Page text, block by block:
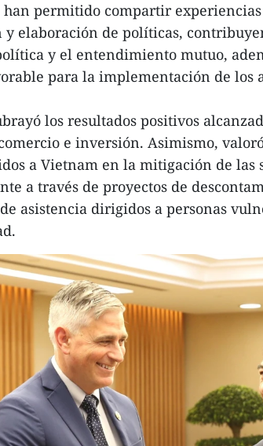
han permitido compartir
y elaboración de políticas,
y el entendimiento mutuo,
para la implementación de los
los resultados positivos
e inversión. Asimismo,
a Vietnam en la mitigación de las
a través de proyectos de
asistencia dirigidos a personas